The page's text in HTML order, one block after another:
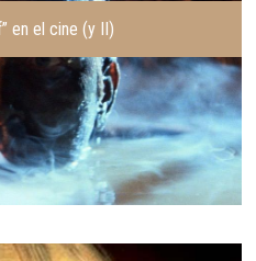
en el cine (y II)